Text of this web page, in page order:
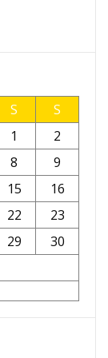
S
S
1
2
8
9
15
16
22
23
29
30